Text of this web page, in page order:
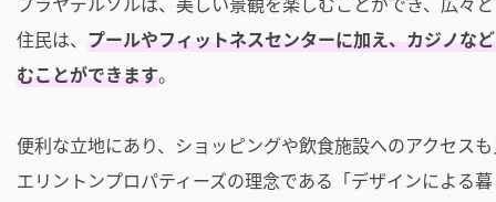
住民は、 プールやフィットネスセンターに加え、カジノな
むことができます。
便利な立地にあり、ショッピングや飲食施設へのアクセス
エリントンプロパティーズの理念である「デザインによる